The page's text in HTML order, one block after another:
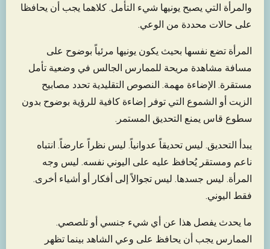
والمرأة التي يصبح يونيها شيء التأمل. كلاهما يجب أن يحافظا
على حالات محددة من الوعي.
المرأة تضع نفسها بحيث يكون يونيها مرئياً بوضوح على
مسافة مشاهدة مريحة للممارس الجالس في وضعية تأمل
مستقرة. الإضاءة مهمة. النصوص التقليدية تحدد مصابيح
الزيت أو الشموع التي توفر إضاءة كافية للرؤية بوضوح بدون
سطوع قاس يمنع التحديق المستمر.
يبدأ التحديق. ليس تحديقاً عدوانياً. ليس نظراً عارضاً. انتباه
ناعم ومستقر يُحافظ عليه على اليوني نفسه. ليس وجه
المرأة. ليس جسدها. ليس تجوالاً إلى أفكار أو أشياء أخرى.
فقط اليوني.
ما يحدث يفصل هذا عن أي شيء جنسي أو تلصصي.
الممارس يجب أن يحافظ على وعي الشاهد بينما تظهر